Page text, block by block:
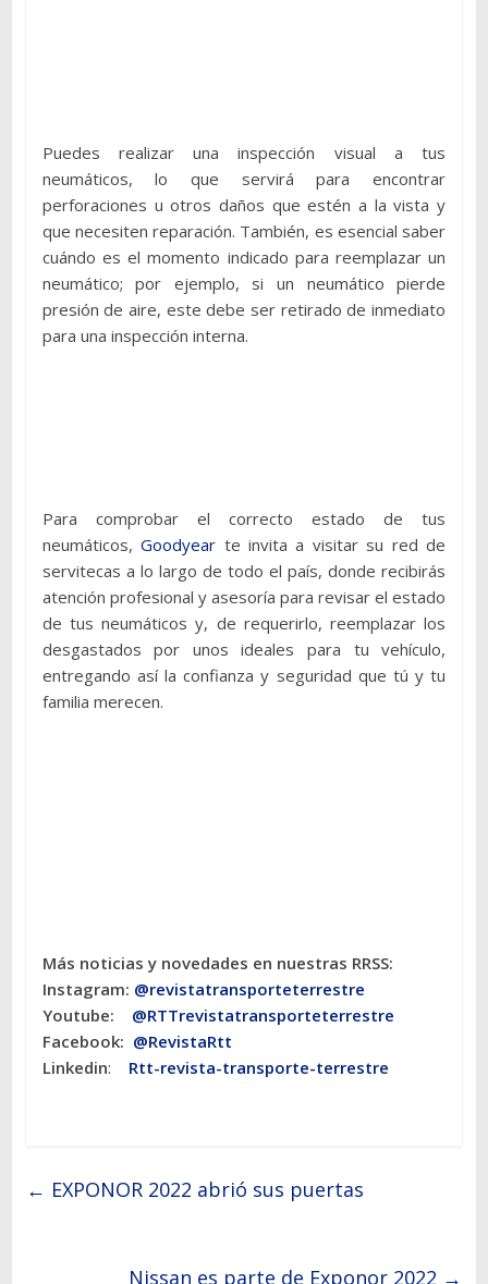
Puedes realizar una inspección visual a tus
neumáticos, lo que servirá para encontrar
perforaciones u otros daños que estén a la vista y
que necesiten reparación. También, es esencial saber
cuándo es el momento indicado para reemplazar un
neumático; por ejemplo, si un neumático pierde
presión de aire, este debe ser retirado de inmediato
para una inspección interna.
Para comprobar el correcto estado de tus
neumáticos,Goodyear te invita a visitar su red de
servitecas a lo largo de todo el país, donde recibirás
atención profesional y asesoría para revisar el estado
de tus neumáticos y, de requerirlo, reemplazar los
desgastados por unos ideales para tu vehículo,
entregando así la confianza y seguridad que tú y tu
familia merecen.
Más noticias y novedades en nuestras RRSS:
Instagram: @revistatransporteterrestre
Youtube: @RTTrevistatransporteterrestre
Facebook: @RevistaRtt
Linkedin: Rtt-revista-transporte-terrestre
← EXPONOR 2022 abrió sus puertas
Nissan es parte de Exponor 2022 →